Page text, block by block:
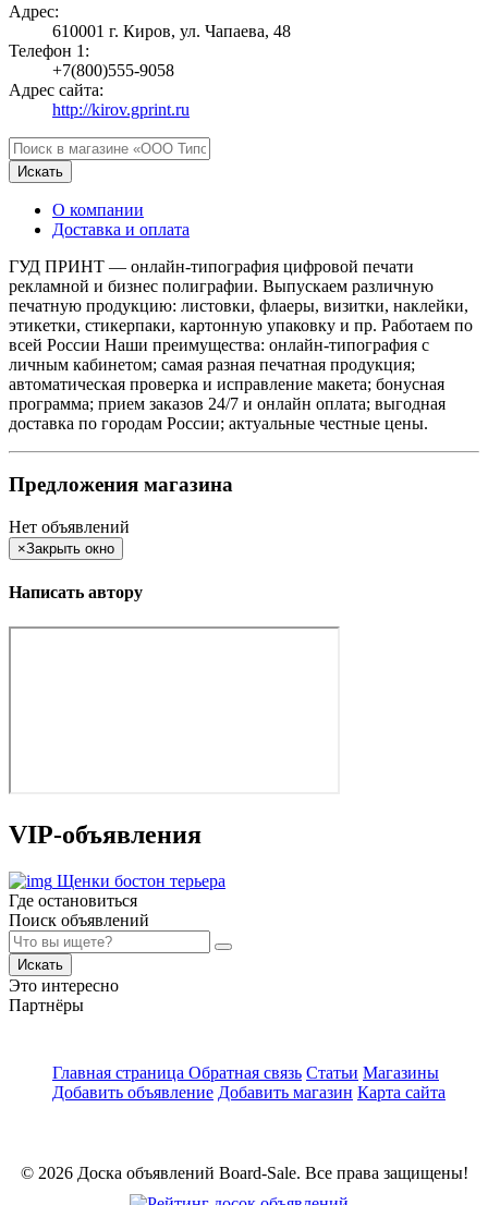
Адрес:
610001 г. Киров, ул. Чапаева, 48
Телефон 1:
+7(800)555-9058
Адрес сайта:
http://kirov.gprint.ru
Искать
О компании
Доставка и оплата
ГУД ПРИНТ — онлайн-типография цифровой печати
рекламной и бизнес полиграфии. Выпускаем различную
печатную продукцию: листовки, флаеры, визитки, наклейки,
этикетки, стикерпаки, картонную упаковку и пр. Работаем по
всей России Наши преимущества: онлайн-типография с
личным кабинетом; самая разная печатная продукция;
автоматическая проверка и исправление макета; бонусная
программа; прием заказов 24/7 и онлайн оплата; выгодная
доставка по городам России; актуальные честные цены.
Предложения магазина
Нет объявлений
×Закрыть окно
Написать автору
VIP-объявления
Щенки бостон терьера
Где остановиться
Поиск объявлений
Искать
Это интересно
Партнёры
Главная страница Обратная связь Статьи Магазины
Добавить объявление Добавить магазин Карта сайта
© 2026 Доска объявлений Board-Sale. Все права защищены!